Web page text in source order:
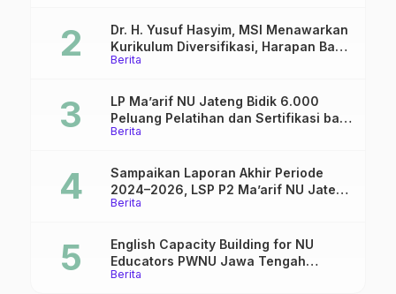
Berita
Dr. H. Yusuf Hasyim, MSI Menawarkan
Kurikulum Diversifikasi, Harapan Baru
dalam dunia pendidikan
Berita
LP Ma’arif NU Jateng Bidik 6.000
Peluang Pelatihan dan Sertifikasi bagi
Lulusan SMK
Berita
Sampaikan Laporan Akhir Periode
2024–2026, LSP P2 Ma’arif NU Jateng
Mantapkan Sinergi Link and Match
Berita
English Capacity Building for NU
Educators PWNU Jawa Tengah
Batch#4; Membuka Jalan Menuju